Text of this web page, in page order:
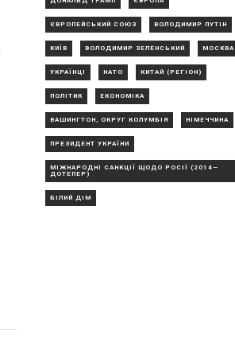
ЄВРОПЕЙСЬКИЙ СОЮЗ ВОЛОДИМИР ПУТІН
КИЇВ ВОЛОДИМИР ЗЕЛЕНСЬКИЙ МОСКВА
УКРАЇНЦІ НАТО КИТАЙ (РЕГІОН)
ПОЛІТИК ЕКОНОМІКА
ВАШИНГТОН, ОКРУГ КОЛУМБІЯ НІМЕЧЧИНА
ПРЕЗИДЕНТ УКРАЇНИ
МІЖНАРОДНІ САНКЦІЇ ЩОДО РОСІЇ (2014—
ДОТЕПЕР)
БІЛИЙ ДІМ